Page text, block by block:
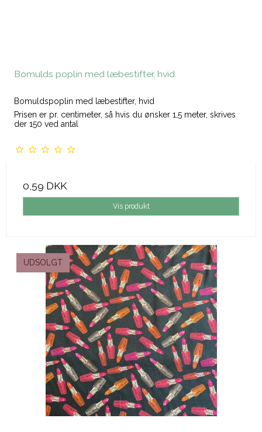
Bomulds poplin med læbestifter, hvid.
Bomuldspoplin med læbestifter, hvid
Prisen er pr. centimeter, så hvis du ønsker 1,5 meter, skrives
der 150 ved antal
0,59 DKK
Vis produkt
UDSOLGT